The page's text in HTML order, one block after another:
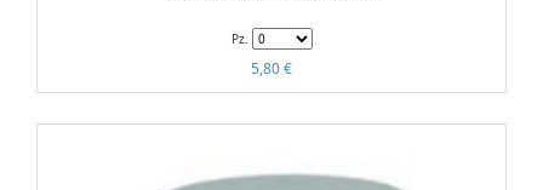
Pz.
5,80 €